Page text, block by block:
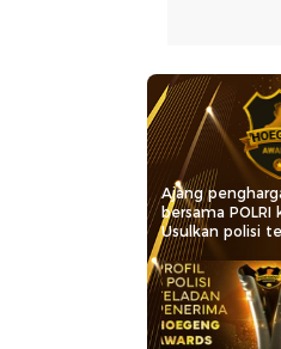
Ajang
bersama
Usulkan polisi